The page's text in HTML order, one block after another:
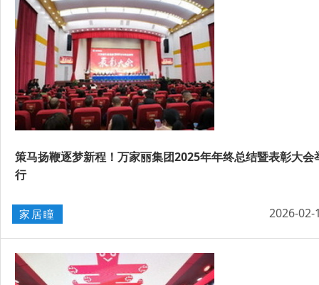
策马扬鞭逐梦新程！万家丽集团2025年年终总结暨表彰大会
行
家居瞳 2026-02-